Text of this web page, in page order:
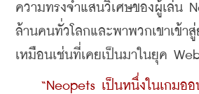
ความทรงจำแสนวิเศษของผู้เล่น
ล้านคนทั่วโลกและพาพวกเขาเข้า
เหมือนเช่นที่เคยเป็นมาในยุค
“Neopets เป็นหนึ่งในเกมอ